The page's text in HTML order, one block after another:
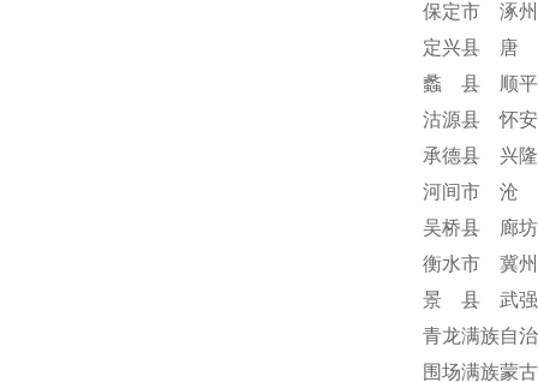
保定市 涿
定兴县 唐
蠡 县 顺
沽源县 怀
承德县 兴
河间市 沧
吴桥县 廊
衡水市 冀
景 县 武强
青龙满族自
围场满族蒙